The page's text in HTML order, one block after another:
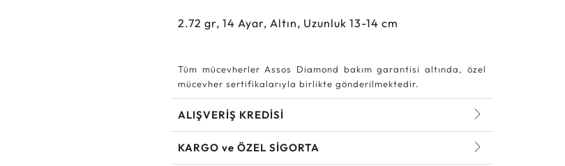
2.72gr,14Ayar, Altın, Uzunluk 13-14 cm
Tüm mücevherler Assos Diamond bakım garantisi altında, özel
mücevher sertifikalarıyla birlikte gönderilmektedir.
ALIŞVERİŞ KREDİSİ
KARGO ve ÖZEL SİGORTA